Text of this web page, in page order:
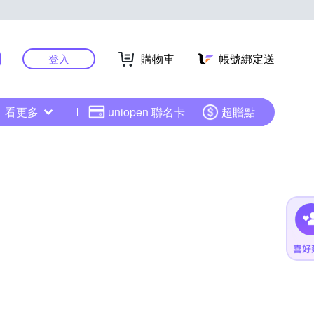
登入 購物車 帳號綁定送
看更多 uniopen 聯名卡 超贈點